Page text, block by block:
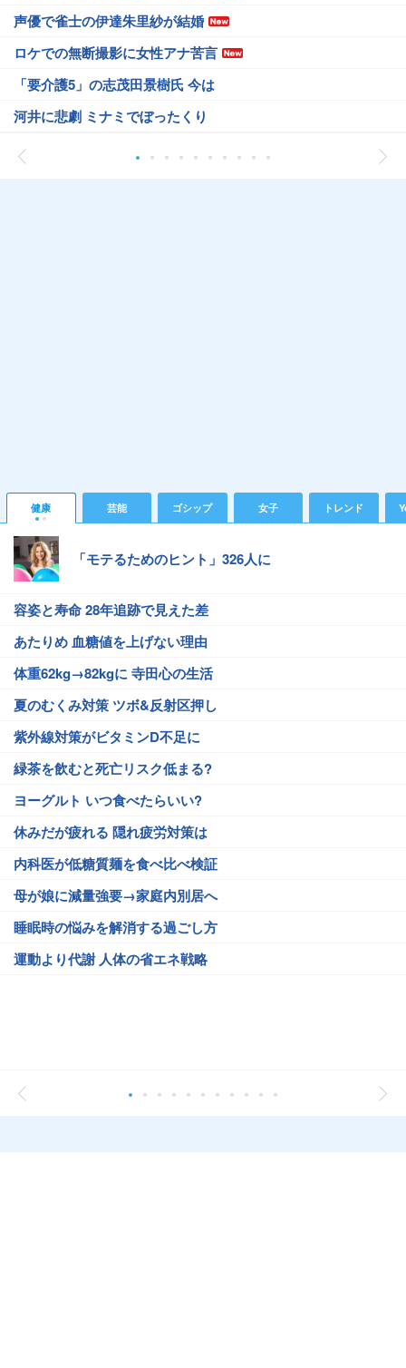
声優で雀士の伊達朱里紗が結婚
ロケでの無断撮影に女性アナ苦言
「要介護5」の志茂田景樹氏 今は
河井に悲劇 ミナミでぼったくり
健康 芸能 ゴシップ 女子 トレンド
「モテるためのヒント」326人に
容姿と寿命 28年追跡で見えた差
あたりめ 血糖値を上げない理由
体重62kg→82kgに 寺田心の生活
夏のむくみ対策 ツボ&反射区押し
紫外線対策がビタミンD不足に
緑茶を飲むと死亡リスク低まる?
ヨーグルト いつ食べたらいい?
休みだが疲れる 隠れ疲労対策は
内科医が低糖質麺を食べ比べ検証
母が娘に減量強要→家庭内別居へ
睡眠時の悩みを解消する過ごし方
運動より代謝 人体の省エネ戦略